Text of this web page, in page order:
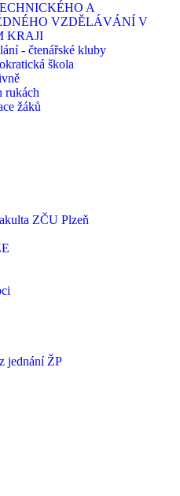
A
VZDĚLÁVÁNÍ V
KRAJI
- čtenářské kluby
škola
rukách
žáků
ZČU Plzeň
jednání ŽP